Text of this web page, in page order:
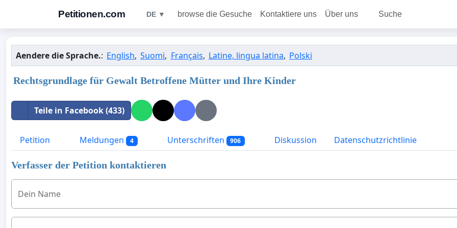
Petitionen.com DE ▼ browse die Gesuche Kontaktiere uns Über uns Suche
Aendere die Sprache.: English, Suomi, Français, Latine, lingua latina, Polski
Rechtsgrundlage für Gewalt Betroffene Mütter und Ihre Kinder
Teile in Facebook (433)
Petition Meldungen 4 Unterschriften 906 Diskussion Datenschutzrichtlinie
Verfasser der Petition kontaktieren
Dein Name